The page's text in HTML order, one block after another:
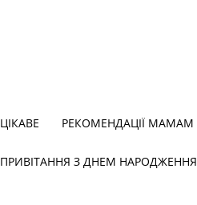
ЦІКАВЕ РЕКОМЕНДАЦІЇ МАМАМ
ПРИВІТАННЯ З ДНЕМ НАРОДЖЕННЯ